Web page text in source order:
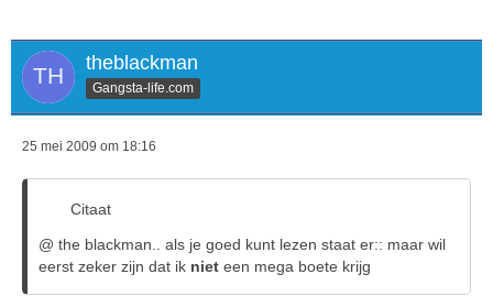
theblackman
Gangsta-life.com
25 mei 2009 om 18:16
Citaat
@ the blackman.. als je goed kunt lezen staat er:: maar wil
eerst zeker zijn dat ik niet een mega boete krijg